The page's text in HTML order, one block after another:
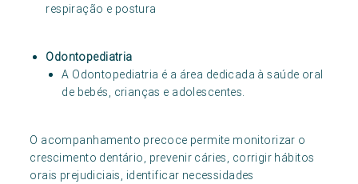
respiração e postura
Odontopediatria
A Odontopediatria é a área dedicada à saúde oral
de bebés, crianças e adolescentes.
O acompanhamento precoce permite monitorizar o
crescimento dentário, prevenir cáries, corrigir hábitos
orais prejudiciais, identificar necessidades